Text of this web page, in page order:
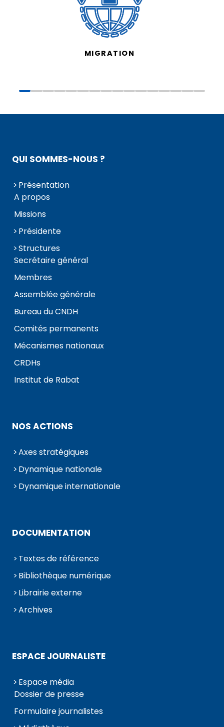
MIGRATION
QUI SOMMES-NOUS ?
Présentation
A propos
Missions
Présidente
Structures
Secrétaire général
Membres
Assemblée générale
Bureau du CNDH
Comités permanents
Mécanismes nationaux
CRDHs
Institut de Rabat
NOS ACTIONS
Axes stratégiques
Dynamique nationale
Dynamique internationale
DOCUMENTATION
Textes de référence
Bibliothèque numérique
Librairie externe
Archives
ESPACE JOURNALISTE
Espace média
Dossier de presse
Formulaire journalistes